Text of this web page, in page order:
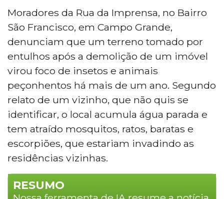
Moradores da Rua da Imprensa, no Bairro
São Francisco, em Campo Grande,
denunciam que um terreno tomado por
entulhos após a demolição de um imóvel
virou foco de insetos e animais
peçonhentos há mais de um ano. Segundo
relato de um vizinho, que não quis se
identificar, o local acumula água parada e
tem atraído mosquitos, ratos, baratas e
escorpiões, que estariam invadindo as
residências vizinhas.
RESUMO